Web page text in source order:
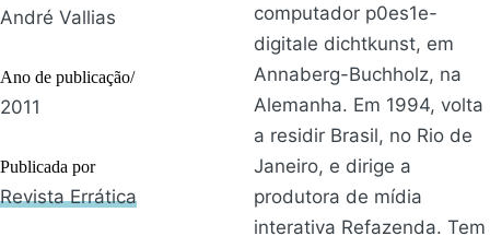
André Vallias
Ano de publicação/
2011
Publicada por
Revista Errática
computador p0es1e-
digitale dichtkunst, em
Annaberg-Buchholz, na
Alemanha. Em 1994, volta
a residir Brasil, no Rio de
Janeiro, e dirige a
produtora de mídia
interativa Refazenda. Tem